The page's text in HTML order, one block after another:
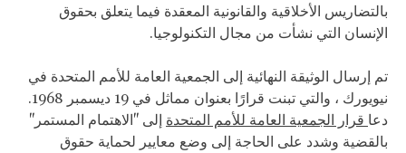
بالتضاريس الأخلاقية والقانونية المعقدة فيما يتعلق بحقوق
الإنسان التي نشأت من مجال التكنولوجيا.
تم إرسال الوثيقة النهائية إلى الجمعية العامة للأمم المتحدة في
نيويورك ، والتي تبنت قرارًا بعنوان مماثل في 19 ديسمبر 1968.
دعا قرار الجمعية العامة للأمم المتحدة إلى "الاهتمام المستمر"
بالقضية وشدد على الحاجة إلى وضع معايير لحماية حقوق